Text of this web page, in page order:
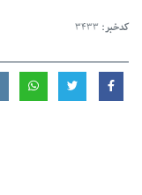
کدخبر: 3433